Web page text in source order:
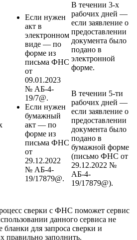
Если нужен
акт в
электронном
виде — по
форме из
письма ФНС
от
09.01.2023
№ АБ-4-
19/7@.
Если нужен
бумажный
акт — по
форме из
письма ФНС
от
29.12.2022
№ АБ-4-
19/17879@.
В течении 3-х
рабочих дней —
если заявление о
предоставлении
документа было
подано в
электронной
форме.
В течении 5-ти
рабочих дней —
если заявление о
предоставлении
документа было
подано в
бумажной форме
(письмо ФНС от
29.12.2022 №
АБ-4-
19/17879@).
сверки с ФНС поможет сервис
данного сервиса не
для запроса сверки и
правильно заполнить.